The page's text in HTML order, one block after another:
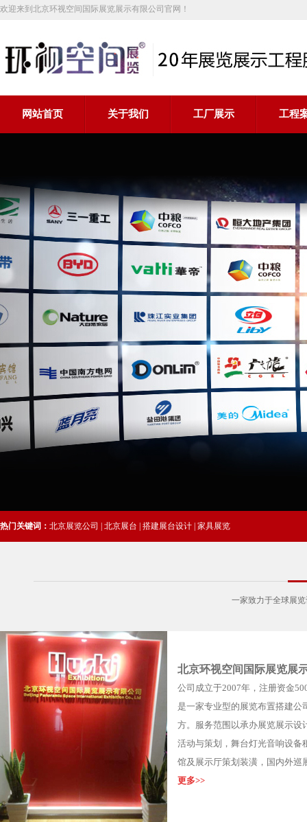
欢迎来到北京环视空间国际展览展示有限公司官网！
网站首页 关于我们 工厂展示 工程
热门关键词： 北京展览公司 | 北京展台 | 搭建展台设计 | 家具展览
一家致力于全球展
北京环视空间国际展览展
公司成立于2007年，注册资金
是一家专业型的展览布置搭建公
方。服务范围以承办展览展示设
活动与策划，舞台灯光音响设备
馆及展示厅策划装潢，国内外巡
更多>>